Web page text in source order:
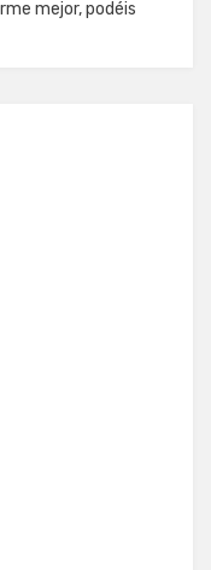
mejor, podéis